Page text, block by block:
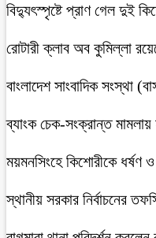
বিদ্যুৎস্পৃষ্টে প্রাণ গেল দুই
রোটারী ক্লাব অব কুমিল্লা
বাংলাদেশ সাংবাদিক সংস্থা
ব্যাংক চেক-সংক্রান্ত
ময়মনসিংহে কিশোরীকে ধর্ষণ
স্থানীয় সরকার নির্বাচনের